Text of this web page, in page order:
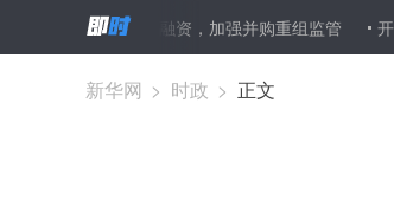
市公司过度融资，加强并购重组监管 开发商“
新华网 > 时政 > 正文